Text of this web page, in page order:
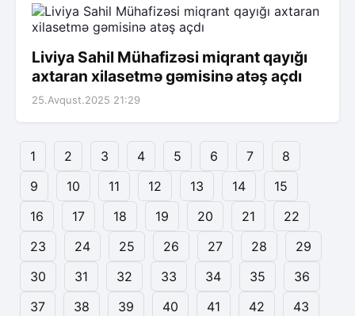
Liviya Sahil Mühafizəsi miqrant qayığı
axtaran xilasetmə gəmisinə atəş açdı
25.Avqust.2025 21:29
1 2 3 4 5 6 7
8
9
10 11 12 13 14
15
16
17 18 19 20 21
22
23
24 25 26 27 28
29
30
31 32 33 34 35
36
37
38 39 40 41 42 43